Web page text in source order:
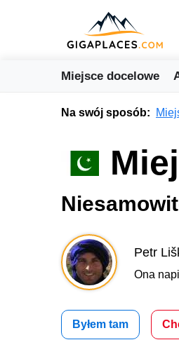
Miejsce docelowe
Na swój sposób:
Petr
Ona
Byłem tam